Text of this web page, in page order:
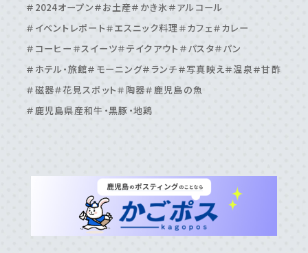
＃伊集院周辺
＃吉⽥・吉野周辺
＃天⽂館周辺
＃桜島周辺
＃鴨池・与次郎周辺 ＃鹿児島駅周辺
＃2024オープン＃お土産＃かき氷＃アルコール
＃イベントレポート＃エスニック料理＃カフェ＃カレー
＃コーヒー ＃スイーツ＃テイクアウト ＃パスタ＃パン
＃ホテル・旅館＃モーニング＃ランチ＃写真映え＃温泉＃甘酢
＃磁器＃花見スポット＃陶器＃鹿児島の魚
＃鹿児島県産和牛・黒豚・地鶏